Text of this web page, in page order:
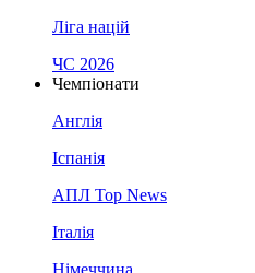
Ліга націй
ЧС 2026
Чемпіонати
Англія
Іспанія
АПЛ Top News
Італія
Німеччина